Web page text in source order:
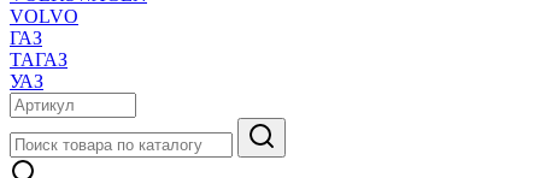
VOLVO
ГАЗ
ТАГАЗ
УАЗ